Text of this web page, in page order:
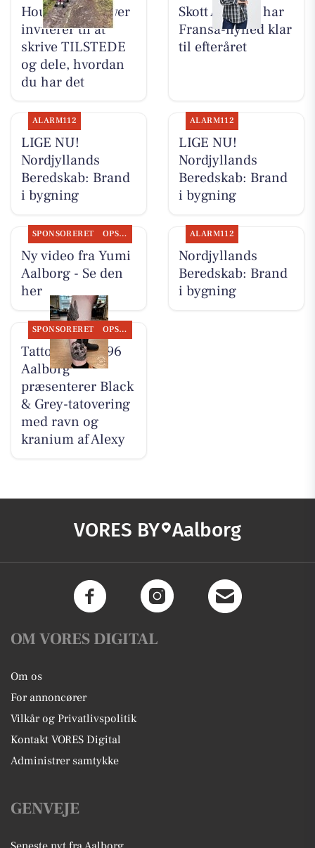
Houen Life Power
inviterer til at
skrive TILSTEDE
og dele, hvordan
du har det
Skott Aalborg har
Fransa-nyhed klar
til efteråret
ALARM112
LIGE NU!
Nordjyllands
Beredskab: Brand
i bygning
ALARM112
LIGE NU!
Nordjyllands
Beredskab: Brand
i bygning
SPONSORERET OPSLAGSTAVLEN
Ny video fra Yumi
Aalborg - Se den
her
ALARM112
Nordjyllands
Beredskab: Brand
i bygning
SPONSORERET OPSLAGSTAVLEN
Tattoo Studio 96
Aalborg
præsenterer Black
& Grey-tatovering
med ravn og
kranium af Alexy
VORES BY Aalborg
OM VORES DIGITAL
Om os
For annoncører
Vilkår og Privatlivspolitik
Kontakt VORES Digital
Administrer samtykke
GENVEJE